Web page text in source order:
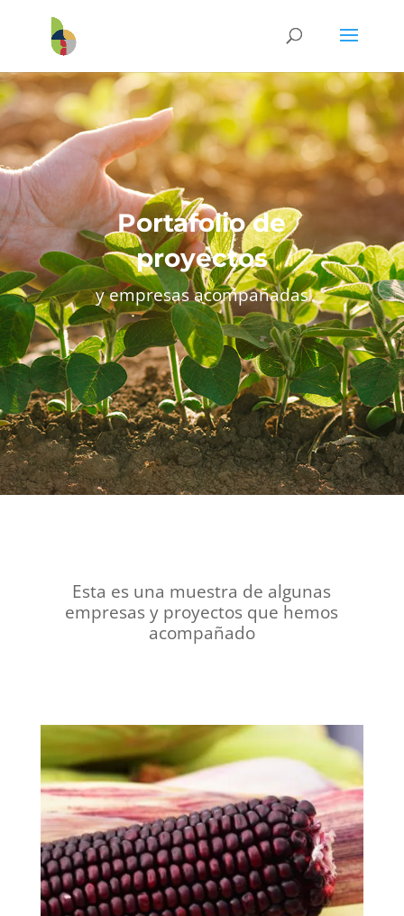
Portafolio de
proyectos
y empresas acompañadas
Esta es una muestra de algunas
empresas y proyectos que hemos
acompañado